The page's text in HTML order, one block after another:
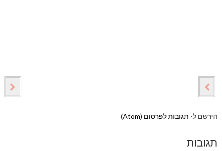
הירשם ל- תגובות לפרסום (Atom)
תגובות